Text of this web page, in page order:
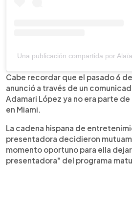
Una publicación compartida por
Cabe recordar que el pasado 6
anunció a través de un
Adamari López ya no era parte
en Miami.
La cadena hispana de
presentadora decidieron
momento oportuno para ella
presentadora" del programa